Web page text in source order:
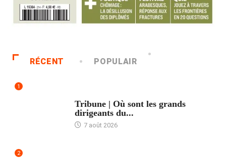
RÉCENT POPULAIR
1
Tribune | Où sont les grands
dirigeants du...
7 août 2026
2